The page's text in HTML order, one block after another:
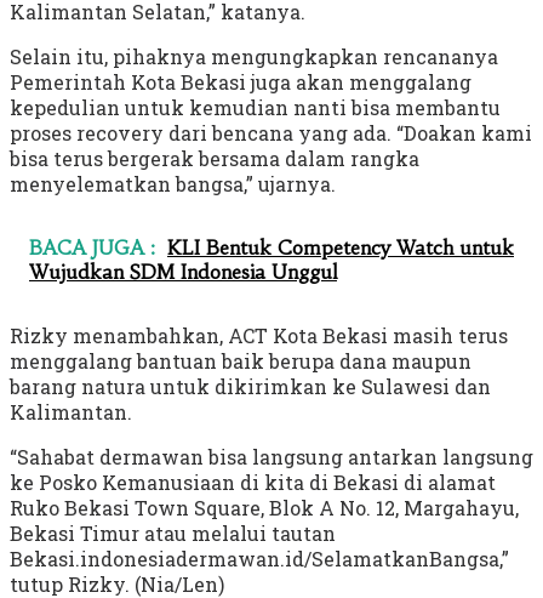
Kalimantan Selatan,” katanya.
Selain itu, pihaknya mengungkapkan rencananya
Pemerintah Kota Bekasi juga akan menggalang
kepedulian untuk kemudian nanti bisa membantu
proses recovery dari bencana yang ada. “Doakan kami
bisa terus bergerak bersama dalam rangka
menyelematkan bangsa,” ujarnya.
BACA JUGA : KLI Bentuk Competency Watch untuk
Wujudkan SDM Indonesia Unggul
Rizky menambahkan, ACT Kota Bekasi masih terus
menggalang bantuan baik berupa dana maupun
barang natura untuk dikirimkan ke Sulawesi dan
Kalimantan.
“Sahabat dermawan bisa langsung antarkan langsung
ke Posko Kemanusiaan di kita di Bekasi di alamat
Ruko Bekasi Town Square, Blok A No. 12, Margahayu,
Bekasi Timur atau melalui tautan
Bekasi.indonesiadermawan.id/SelamatkanBangsa,”
tutup Rizky. (Nia/Len)